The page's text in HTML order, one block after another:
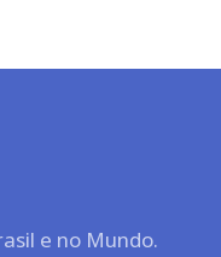
e no Mundo.